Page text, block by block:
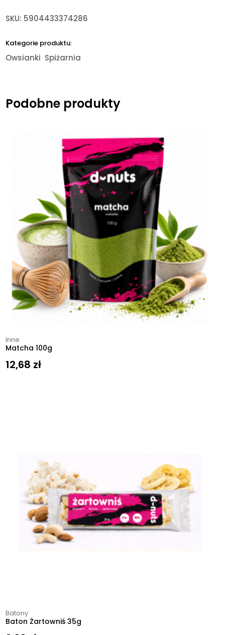
SKU: 5904433374286
Kategorie produktu:
Owsianki Spiżarnia
Podobne produkty
Inne
Matcha 100g
12,68 zł
Batony
Baton Żartowniś 35g